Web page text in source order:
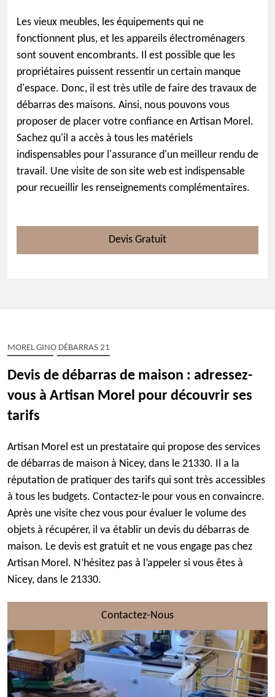
Les vieux meubles, les équipements qui ne
fonctionnent plus, et les appareils électroménagers
sont souvent encombrants. Il est possible que les
propriétaires puissent ressentir un certain manque
d'espace. Donc, il est très utile de faire des travaux de
débarras des maisons. Ainsi, nous pouvons vous
proposer de placer votre confiance en Artisan Morel.
Sachez qu'il a accès à tous les matériels
indispensables pour l'assurance d'un meilleur rendu de
travail. Une visite de son site web est indispensable
pour recueillir les renseignements complémentaires.
Devis Gratuit
MOREL GINO DÉBARRAS 21
Devis de débarras de maison : adressez-
vous à Artisan Morel pour découvrir ses
tarifs
Artisan Morel est un prestataire qui propose des services
de débarras de maison à Nicey, dans le 21330. Il a la
réputation de pratiquer des tarifs qui sont très accessibles
à tous les budgets. Contactez-le pour vous en convaincre.
Après une visite chez vous pour évaluer le volume des
objets à récupérer, il va établir un devis du débarras de
maison. Le devis est gratuit et ne vous engage pas chez
Artisan Morel. N’hésitez pas à l’appeler si vous êtes à
Nicey, dans le 21330.
Contactez-Nous